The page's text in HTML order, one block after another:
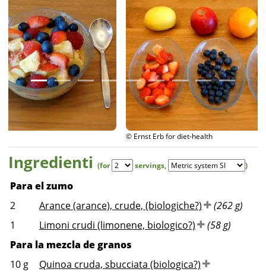
Ingredienti (for servings, )
Para el zumo
2
Arance (arance), crude, (biologiche?)
(262 g)
1
Limoni crudi (limonene, biologico?)
(58 g)
Para la mezcla de granos
10 g Quinoa cruda, sbucciata (biologica?)